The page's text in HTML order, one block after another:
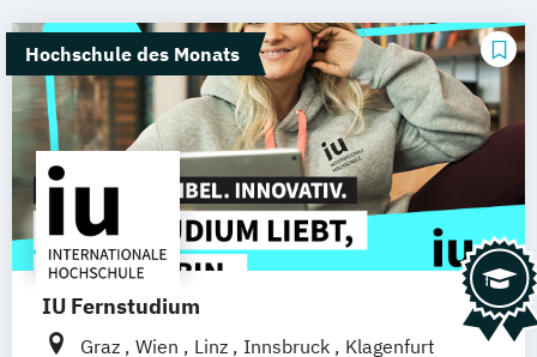
Hochschule des Monats
IU Fernstudium
Graz Wien Linz Innsbruck
Klagenfurt